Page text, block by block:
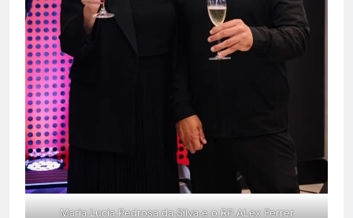
Maria Lucia Pedrosa da Silva e o RP ALex Ferrer